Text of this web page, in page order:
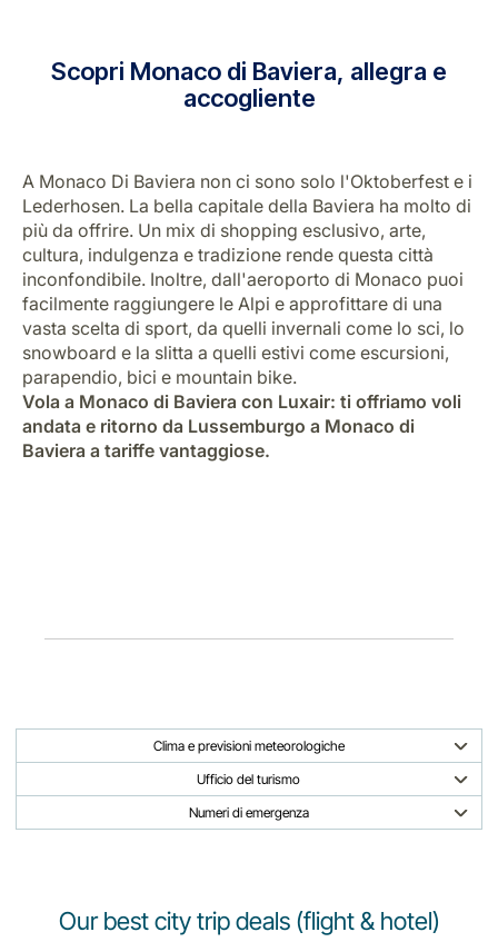
Scopri Monaco di Baviera, allegra e
accogliente
A Monaco Di Baviera non ci sono solo l'Oktoberfest e i
Lederhosen. La bella capitale della Baviera ha molto di
più da offrire. Un mix di shopping esclusivo, arte,
cultura, indulgenza e tradizione rende questa città
inconfondibile. Inoltre, dall'aeroporto di Monaco puoi
facilmente raggiungere le Alpi e approfittare di una
vasta scelta di sport, da quelli invernali come lo sci, lo
snowboard e la slitta a quelli estivi come escursioni,
parapendio, bici e mountain bike.
Vola a Monaco di Baviera con Luxair: ti offriamo voli
andata e ritorno da Lussemburgo a Monaco di
Baviera a tariffe vantaggiose.
Clima e previsioni meteorologiche
Ufficio del turismo
Numeri di emergenza
Our best city trip deals (flight & hotel)